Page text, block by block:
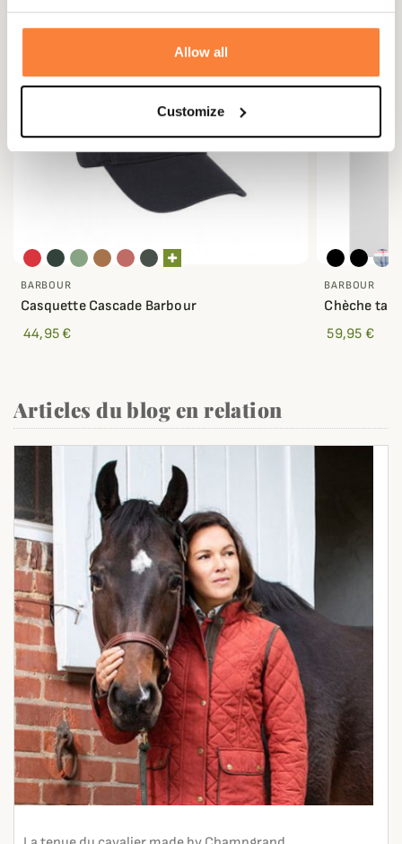
Allow all
Customize
BARBOUR
Casquette Cascade Barbour
44,95 €
BARBOUR
Chèche
59,95 €
Articles du blog en relation